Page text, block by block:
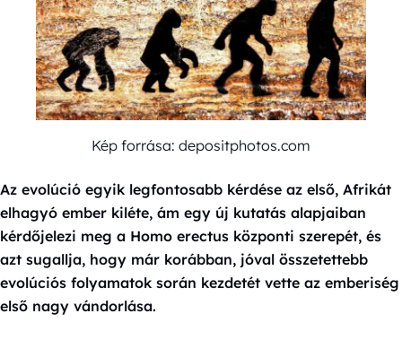
Kép forrása: depositphotos.com
Az evolúció egyik legfontosabb kérdése az első, Afrikát
elhagyó ember kiléte, ám egy új kutatás alapjaiban
kérdőjelezi meg a Homo erectus központi szerepét, és
azt sugallja, hogy már korábban, jóval összetettebb
evolúciós folyamatok során kezdetét vette az emberiség
első nagy vándorlása.